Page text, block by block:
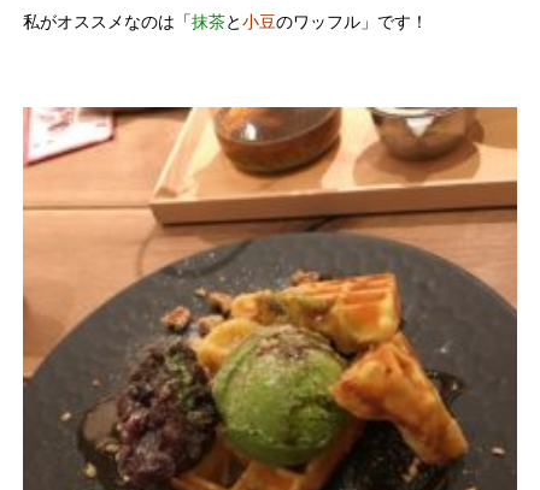
私がオススメなのは「抹茶と小豆のワッフル」です！